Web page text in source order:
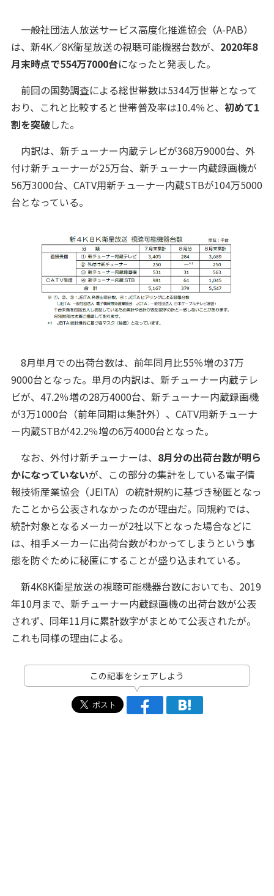
一般社団法人放送サービス高度化推進協会（A-PAB）
は、新4K／8K衛星放送の視聴可能機器台数が、 2020年8
月末時点で554万7000台になったと発表した。
前回の国勢調査による総世帯数は5344万世帯となって
おり、これと比較すると世帯普及率は10.4％と、 初めて1
割を突破した。
内訳は、新チューナー内蔵テレビが368万9000台、外
付け新チューナーが25万台、新チューナー内蔵録画機が
56万3000台、CATV用新チューナー内蔵STBが104万5000
台となっている。
8月単月での出荷台数は、前年同月比55％増の37万
9000台となった。単月の内訳は、新チューナー内蔵テレ
ビが、47.2％増の28万4000台、新チューナー内蔵録画機
が3万1000台（前年同期は集計外）、CATV用新チューナ
ー内蔵STBが42.2％増の6万4000台となった。
なお、外付け新チューナーは、 8月分の出荷台数が明ら
かになっていないが、この部分の集計をしている電子情
報技術産業協会（JEITA）の統計規約に基づき秘匿となっ
たことから公表されなかったのが理由だ。同規約では、
統計対象となるメーカーが2社以下となった場合などに
は、相手メーカーに出荷台数がわかってしまうという事
態を防ぐために秘匿にすることが盛り込まれている。
新4K8K衛星放送の視聴可能機器台数においても、2019
年10月まで、新チューナー内蔵録画機の出荷台数が公表
されず、同年11月に累計数字がまとめて公表されたが。
これも同様の理由による。
この記事をシェアしよう